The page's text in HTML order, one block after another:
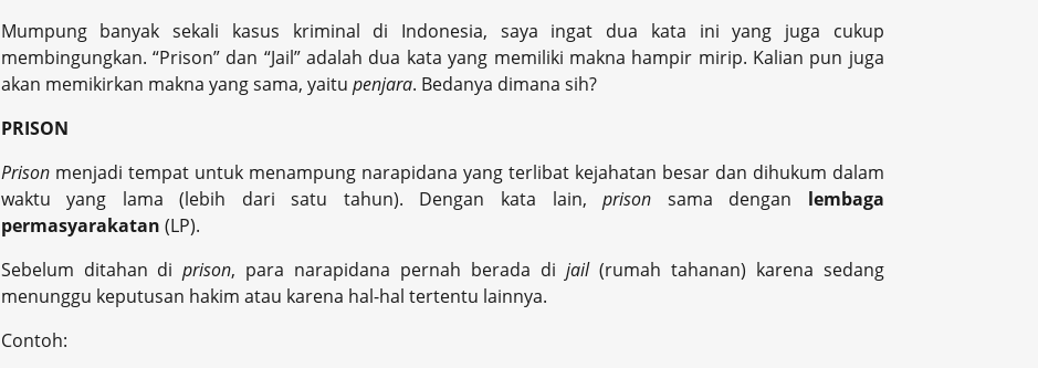
Mumpung banyak sekali kasus kriminal di Indonesia, saya ingat dua kata ini yang juga cukup
membingungkan. “Prison” dan “Jail” adalah dua kata yang memiliki makna hampir mirip. Kalian pun juga
akan memikirkan makna yang sama, yaitu penjara. Bedanya dimana sih?
PRISON
Prison menjadi tempat untuk menampung narapidana yang terlibat kejahatan besar dan dihukum dalam
waktu yang lama (lebih dari satu tahun). Dengan kata lain,prison sama dengan lembaga
permasyarakatan (LP).
Sebelum ditahan diprison, para narapidana pernah berada dijail(rumah tahanan) karena sedang
menunggu keputusan hakim atau karena hal-hal tertentu lainnya.
Contoh: